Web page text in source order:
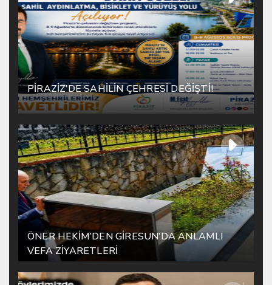
PİRAZİZ’DE SAHİLİN ÇEHRESİ DEĞİŞTİ!
ÖNER HEKİM’DEN GİRESUN’DA ANLAMLI
VEFA ZİYARETLERİ